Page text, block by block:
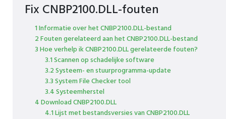
Fix CNBP2100.DLL-fouten
1 Informatie over het CNBP2100.DLL-bestand
2 Fouten gerelateerd aan het CNBP2100.DLL-bestand
3 Hoe verhelp ik CNBP2100.DLL gerelateerde fouten?
3.1 Scannen op schadelijke software
3.2 Systeem- en stuurprogramma-update
3.3 System File Checker tool
3.4 Systeemherstel
4 Download CNBP2100.DLL
4.1 Lijst met bestandsversies van CNBP2100.DLL